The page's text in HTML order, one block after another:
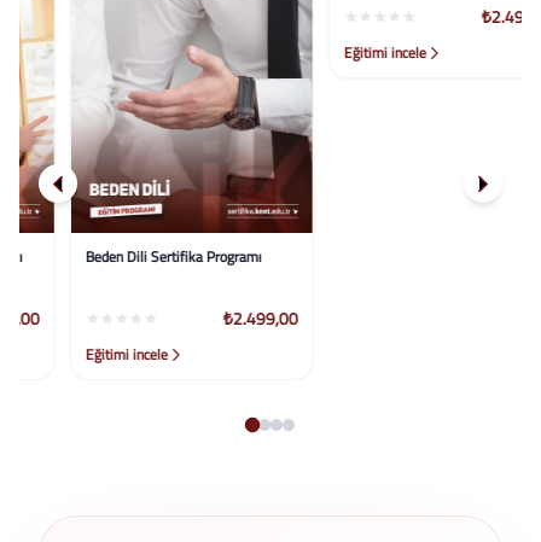
Beden Dili Sertifika Programı
₺2.499,00
Eğitimi incele